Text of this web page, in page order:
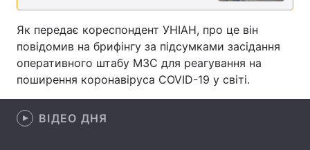
Зброя Інциденти
Здоров'я Туризм
Цікавинки Погода
Екологія
Як передає кореспондент УНІАН, про це він
повідомив на брифінгу за підсумками засідання
оперативного штабу МЗС для реагування на
поширення коронавіруса COVID-19 у світі.
ВІДЕО ДНЯ